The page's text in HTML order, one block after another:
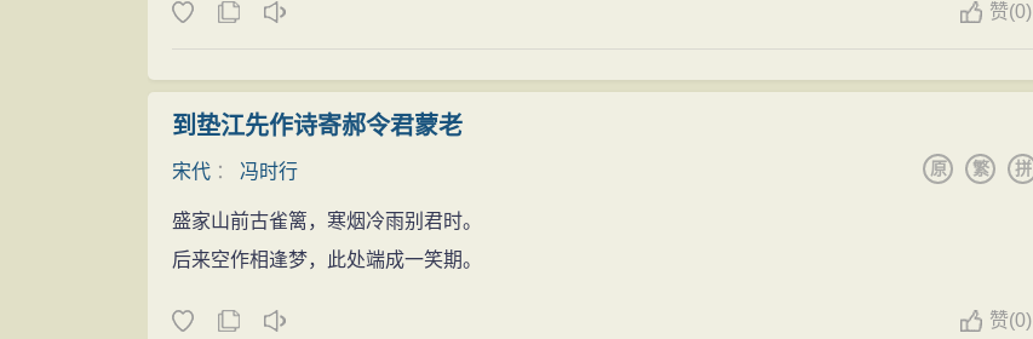
脆说破其中奥秘。
身去，厉声喊道：“送客！”
李炯一看冯时行变脸了，以为是冯时行假作清高，不但不知趣，反而接着说：“冯大人，果然清
廉，李某佩服。但是我想告诉冯大人的是，这是历年来
不送到京城丞相
府，秦丞相是要怪罪的。”
“什么规矩？谁立的规矩？给谁立的规矩？冯某这里，只有
有天灾不断，如果再加上你们这些人，掘地三尺，榨取民脂民膏，
怎么活？”冯时行的话掷地有
赞(0)
到垫江先作诗寄郝令君蒙老
宋代 ： 冯时行 拼
繁
原
盛家山前古雀篱，寒烟冷雨别君时。
后来空作相逢梦，此处端成一笑期。
赞(0)